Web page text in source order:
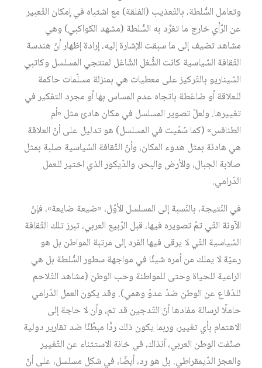
وتعامل السُّلطة، بالتّعذيب (الفلقة) مع اشتباه في إمكان التّعبير
عن الرّأي خارج ما تغرِّد به السُّلطة (مشهد الكواكبي) وهي
مشاهد تضيف إلى ما سبقت الإشارة إليه، إرادة إظهار أنّ هندسة
الثّقافة السّياسية كانت الشُّغل الشّاغل لمنتجي المسلسل وكاتبي
السّيناريو بالتّركيز على معطيات هي بمنزلة مسلّمات حاكمة
للعلاقة أو ضاغطة باتجاه عدم المساس بها أو مجرد التفكير في
تغييرها. ولعلّ تصوير المسلسل في مكان هادئ مثل «أم
الطنافس» (كما سُمّيت في المسلسل) هو تدليل على أنّ العلاقة
هي هادئة بمثل هدوء المكان، وأنّ الثّقافة السّياسية صلبة بمثل
صلابة الجبال، والأرض والبحر، والدّيكور الذي اختير للعمل
الدّرامي.
في النّتيجة، بالنّسبة إلى المسلسل الأوّل، «ضيعة ضايعة»، فإنّ
الآونة التّي تمّ تصويره فيها، قبل الرّبيع العربي، تبرز تلك الثّقافة
السّياسية التّي لا يرقى فيها الفرد إلى مرتبة المواطن بل هو
رعيّة لا يملك من أمره شيئًا في مواجهة سطور السُّلطة بل هي
الراعية للحياة وحتى للمواطنة وحب الوطن (مشاهد التّلاحم
للدّفاع عن الوطن ضدّ عدوّ وهمي). وقد يكون العمل الدّرامي
حاملًا لرسالة مفادها أنّ التّدجين قد تم، وأن لا حاجة إلى
الاهتمام بأي تغيير، وربما يكون ذلك ردًّا مبطّنًا ضد تقارير دولية
صنّفت الوطن العربي، آنذاك، في خانة الاستثناء عن التّغيير
والعجز الدّيمقراطي. بل هو رد، أيضًا، في شكل مسلسل، على أنّ